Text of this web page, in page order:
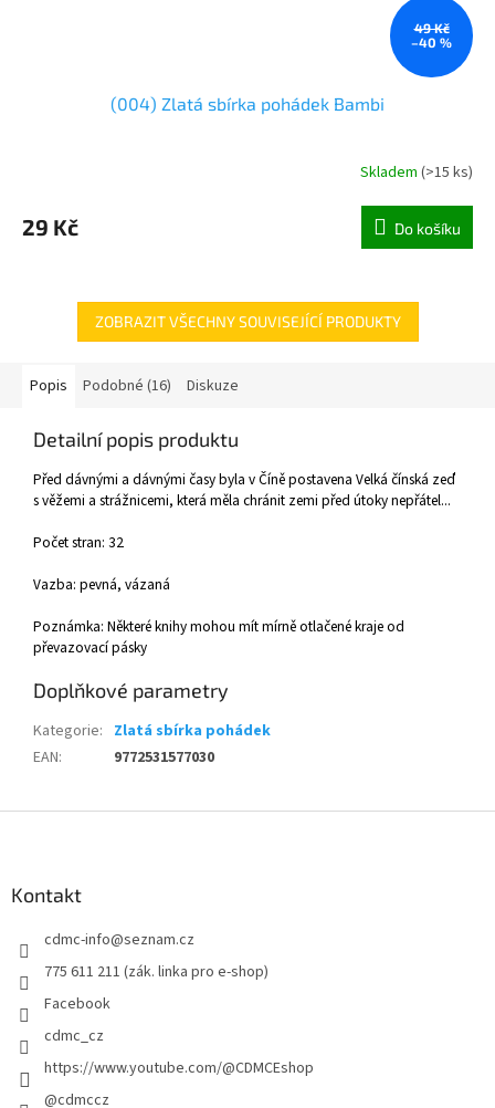
49 Kč
–40 %
(004) Zlatá sbírka pohádek Bambi
Skladem (>15 ks)
29 Kč Do košíku
ZOBRAZIT VŠECHNY SOUVISEJÍCÍ PRODUKTY
Popis Podobné (16) Diskuze
Detailní popis produktu
Před dávnými a dávnými časy byla v Číně postavena Velká čínská zeď
s věžemi a strážnicemi, která měla chránit zemi před útoky nepřátel...
Počet stran: 32
Vazba: pevná, vázaná
Poznámka: Některé knihy mohou mít mírně otlačené kraje od
převazovací pásky
Doplňkové parametry
Kategorie: Zlatá sbírka pohádek
EAN: 9772531577030
Kontakt
cdmc-info@seznam.cz
775 611 211 (zák. linka pro e-shop)
Facebook
cdmc_cz
https://www.youtube.com/@CDMCEshop
@cdmccz